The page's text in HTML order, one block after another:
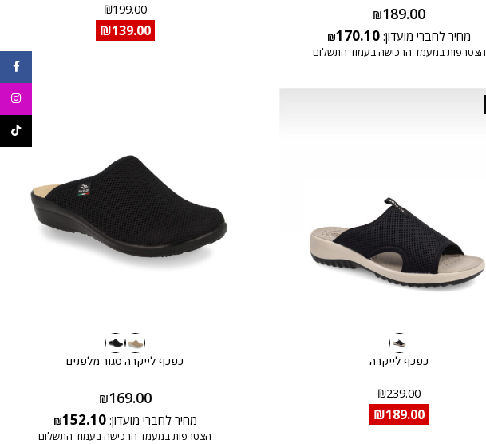
₪189.00
מחיר לחברי מועדון: ₪170.10
הצטרפות במעמד הרכישה בעמוד התשלום
₪199.00
₪139.00
כפכף לייקרה
₪239.00
₪189.00
כפכף לייקרה סגור מלפנים
₪169.00
מחיר לחברי מועדון: ₪152.10
הצטרפות במעמד הרכישה בעמוד התשלום